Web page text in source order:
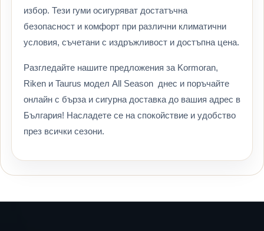
избор. Тези гуми осигуряват достатъчна
безопасност и комфорт при различни климатични
условия, съчетани с издръжливост и достъпна цена.
Разгледайте нашите предложения за Kormoran,
Riken и Taurus модел All Season днес и поръчайте
онлайн с бърза и сигурна доставка до вашия адрес в
България! Насладете се на спокойствие и удобство
през всички сезони.